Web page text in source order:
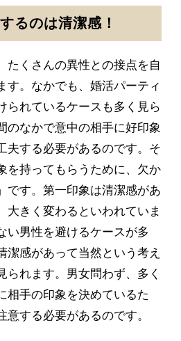
るのは清潔感！
たくさんの異性との接点を自
す。なかでも、婚活パーティ
られているケースも多く見ら
のなかで意中の相手に好印象
夫する必要があるのです。そ
を持ってもらうために、欠か
です。第一印象は清潔感があ
大きく変わるといわれていま
い男性を避けるケースが多
潔感があって当然という考え
られます。男女問わず、多く
相手の印象を決めているた
する必要があるのです。